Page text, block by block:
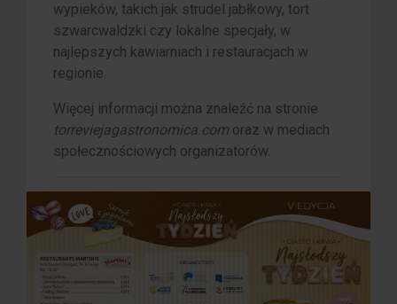
wypieków, takich jak strudel jabłkowy, tort
szwarcwaldzki czy lokalne specjały, w
najlepszych kawiarniach i restauracjach w
regionie.
Więcej informacji można znaleźć na stronie
torreviejagastronomica.com oraz w mediach
społecznościowych organizatorów.